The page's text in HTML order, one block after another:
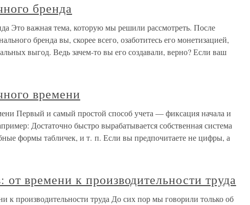
бренда
Это важная тема, которую мы решили рассмотреть. После
бренда вы, скорее всего, озаботитесь его монетизацией,
выгод. Ведь зачем-то вы его создавали, верно? Если ваш
времени
Первый и самый простой способ учета — фиксация начала и
Достаточно быстро вырабатывается собственная система
формы табличек, и т. п. Если вы предпочитаете не цифры, а
от времени к производительности труда
к производительности труда До сих пор мы говорили только об